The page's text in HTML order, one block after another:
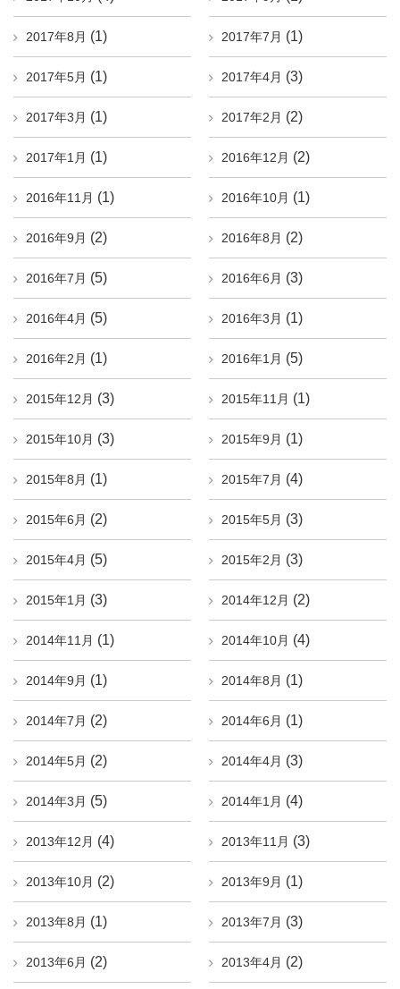
2017年8月 (1) 2017年7月 (1)
2017年5月 (1) 2017年4月 (3)
2017年3月 (1) 2017年2月 (2)
2017年1月 (1) 2016年12月 (2)
2016年11月 (1) 2016年10月 (1)
2016年9月 (2) 2016年8月 (2)
2016年7月 (5) 2016年6月 (3)
2016年4月 (5) 2016年3月 (1)
2016年2月 (1) 2016年1月 (5)
2015年12月 (3) 2015年11月 (1)
2015年10月 (3) 2015年9月 (1)
2015年8月 (1) 2015年7月 (4)
2015年6月 (2) 2015年5月 (3)
2015年4月 (5) 2015年2月 (3)
2015年1月 (3) 2014年12月 (2)
2014年11月 (1) 2014年10月 (4)
2014年9月 (1) 2014年8月 (1)
2014年7月 (2) 2014年6月 (1)
2014年5月 (2) 2014年4月 (3)
2014年3月 (5) 2014年1月 (4)
2013年12月 (4) 2013年11月 (3)
2013年10月 (2) 2013年9月 (1)
2013年8月 (1) 2013年7月 (3)
2013年6月 (2) 2013年4月 (2)